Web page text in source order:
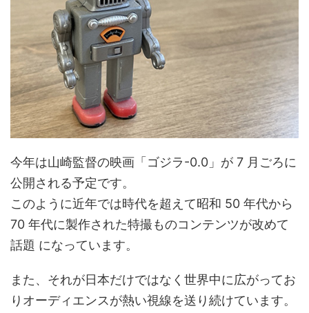
今年は山崎監督の映画「ゴジラ-0.0」が 7 月ごろに
公開される予定です。
このように近年では時代を超えて昭和 50 年代から
70 年代に製作された特撮ものコンテンツが改めて
話題 になっています。
また、それが日本だけではなく世界中に広がってお
りオーディエンスが熱い視線を送り続けています。